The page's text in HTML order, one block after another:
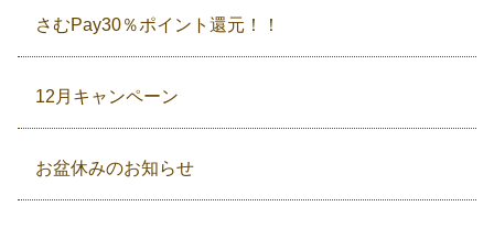
さむPay30％ポイント還元！！
12月キャンペーン
お盆休みのお知らせ